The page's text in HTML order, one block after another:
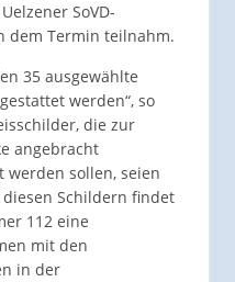
SoVD-
dem Termin teilnahm.
35 ausgewählte
werden“, so
die zur
angebracht
werden sollen, seien
Schildern findet
112 eine
mit den
in der